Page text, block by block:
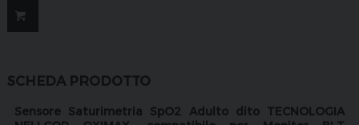
SCHEDA PRODOTTO
Sensore Saturimetria SpO2 Adulto dito TECNOLOGIA